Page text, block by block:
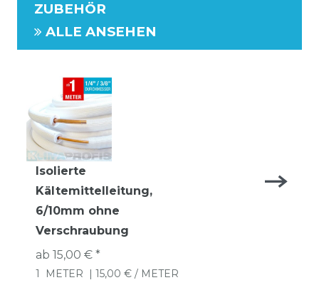
ZUBEHÖR
ALLE ANSEHEN
Isolierte
Kältemittelleitung,
6/10mm ohne
Verschraubung
ab 15,00 € *
1 METER | 15,00 € / METER